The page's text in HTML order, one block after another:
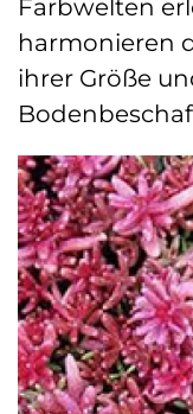
Farbwelten
harmonieren
ihrer Größe